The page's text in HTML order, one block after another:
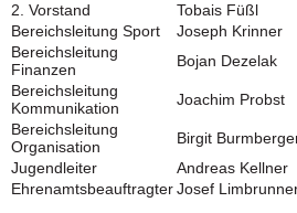
2. Vorstand
Tobais Füßl
Bereichsleitung Sport
Joseph Krinner
Bereichsleitung
Finanzen
Bojan Dezelak
Bereichsleitung
Kommunikation
Joachim Probst
Bereichsleitung
Organisation
Birgit
Jugendleiter
Andreas Kellner
EhrenamtsbeauftragterJosef